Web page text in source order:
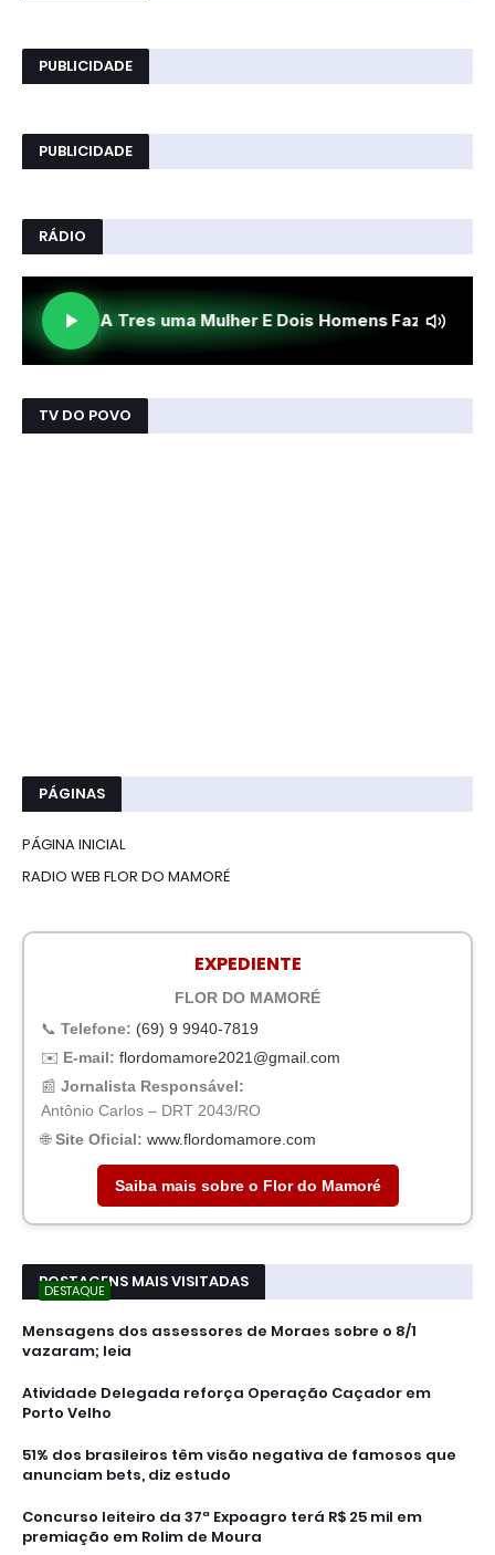
PUBLICIDADE
PUBLICIDADE
RÁDIO
TV DO POVO
PÁGINAS
PÁGINA INICIAL
RADIO WEB FLOR DO MAMORÉ
EXPEDIENTE
FLOR DO MAMORÉ
📞 Telefone: (69) 9 9940-7819
✉️ E-mail: flordomamore2021@gmail.com
📰 Jornalista Responsável:
Antônio Carlos – DRT 2043/RO
🌐Site Oficial: www.flordomamore.com
Saiba mais sobre o Flor do Mamoré
POSTAGENS MAIS VISITADAS
DESTAQUE
Mensagens dos assessores de Moraes sobre o 8/1
vazaram; leia
Atividade Delegada reforça Operação Caçador em
Porto Velho
51% dos brasileiros têm visão negativa de famosos que
anunciam bets, diz estudo
Concurso leiteiro da 37ª Expoagro terá R$ 25 mil em
premiação em Rolim de Moura